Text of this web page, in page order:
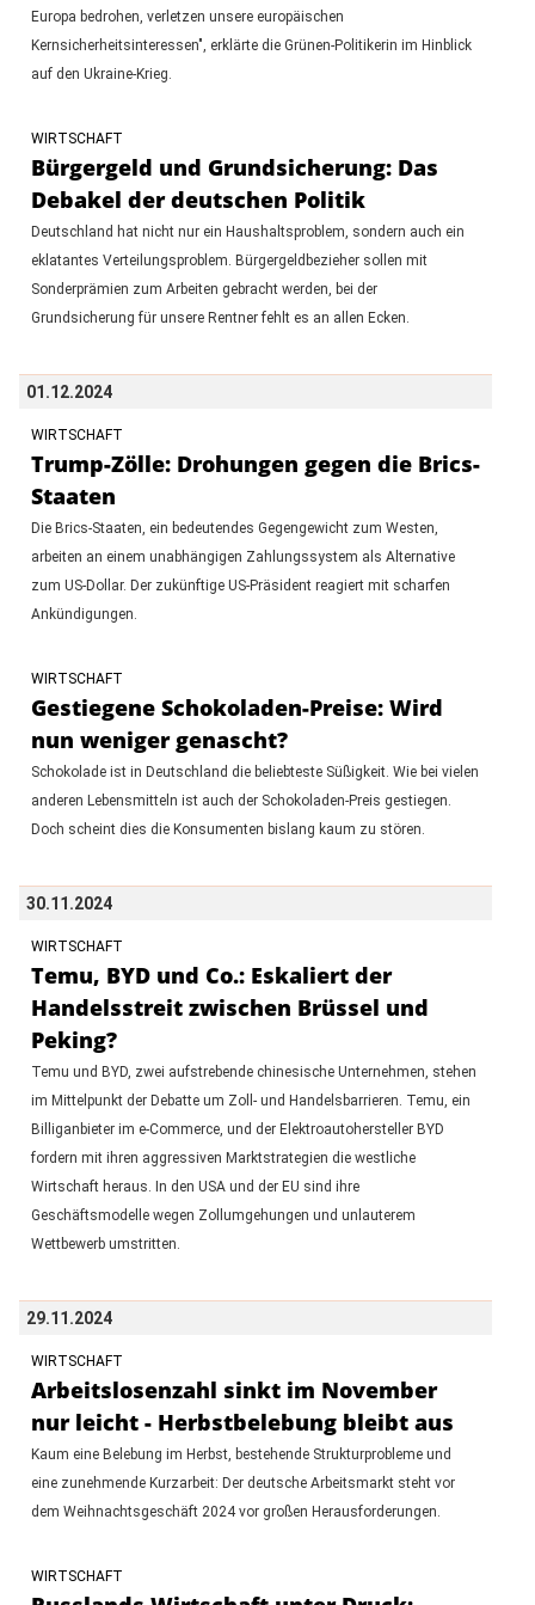
Europa bedrohen, verletzen unsere europäischen
Kernsicherheitsinteressen", erklärte die Grünen-Politikerin im Hinblick
auf den Ukraine-Krieg.
WIRTSCHAFT
Bürgergeld und Grundsicherung: Das
Debakel der deutschen Politik
Deutschland hat nicht nur ein Haushaltsproblem, sondern auch ein
eklatantes Verteilungsproblem. Bürgergeldbezieher sollen mit
Sonderprämien zum Arbeiten gebracht werden, bei der
Grundsicherung für unsere Rentner fehlt es an allen Ecken.
01.12.2024
WIRTSCHAFT
Trump-Zölle: Drohungen gegen die Brics-
Staaten
Die Brics-Staaten, ein bedeutendes Gegengewicht zum Westen,
arbeiten an einem unabhängigen Zahlungssystem als Alternative
zum US-Dollar. Der zukünftige US-Präsident reagiert mit scharfen
Ankündigungen.
WIRTSCHAFT
Gestiegene Schokoladen-Preise: Wird
nun weniger genascht?
Schokolade ist in Deutschland die beliebteste Süßigkeit. Wie bei vielen
anderen Lebensmitteln ist auch der Schokoladen-Preis gestiegen.
Doch scheint dies die Konsumenten bislang kaum zu stören.
30.11.2024
WIRTSCHAFT
Temu, BYD und Co.: Eskaliert der
Handelsstreit zwischen Brüssel und
Peking?
Temu und BYD, zwei aufstrebende chinesische Unternehmen, stehen
im Mittelpunkt der Debatte um Zoll- und Handelsbarrieren. Temu, ein
Billiganbieter im e-Commerce, und der Elektroautohersteller BYD
fordern mit ihren aggressiven Marktstrategien die westliche
Wirtschaft heraus. In den USA und der EU sind ihre
Geschäftsmodelle wegen Zollumgehungen und unlauterem
Wettbewerb umstritten.
29.11.2024
WIRTSCHAFT
Arbeitslosenzahl sinkt im November
nur leicht - Herbstbelebung bleibt aus
Kaum eine Belebung im Herbst, bestehende Strukturprobleme und
eine zunehmende Kurzarbeit: Der deutsche Arbeitsmarkt steht vor
dem Weihnachtsgeschäft 2024 vor großen Herausforderungen.
WIRTSCHAFT